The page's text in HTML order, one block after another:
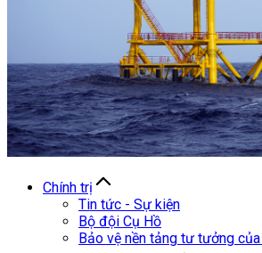
Chính trị
Tin tức - Sự kiện
Bộ đội Cụ Hồ
Bảo vệ nền tảng tư tưởng